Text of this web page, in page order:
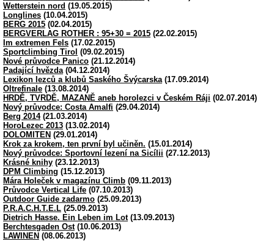
Wetterstein nord (19.05.2015)
Longlines (10.04.2015)
BERG 2015 (02.04.2015)
BERGVERLAG ROTHER : 95+30 = 2015 (22.02.2015)
Im extremen Fels (17.02.2015)
Sportclimbing Tirol (09.02.2015)
Nové průvodce Panico (21.12.2014)
Padající hvězda(04.12.2014)
Lexikon lezců a klubů Saského Švýcarska(17.09.2014)
Oltrefinale (13.08.2014)
HRDĚ, TVRDĚ, MAZANĚ aneb horolezci v Českém Ráji (02.07.2014)
Nový průvodce: Costa Amalfi (29.04.2014)
Berg 2014(21.03.2014)
HoroLezec 2013 (13.02.2014)
DOLOMITEN (29.01.2014)
Krok za krokem, ten první byl učiněn. (15.01.2014)
Nový průvodce: Sportovní lezení na Sicílii (27.12.2013)
Krásné knihy (23.12.2013)
DPM Climbing (15.12.2013)
Mára Holeček v magazínu Climb (09.11.2013)
Průvodce Vertical Life (07.10.2013)
Outdoor Guide zadarmo (25.09.2013)
P.R.A.C.H.T.E.L (25.09.2013)
Dietrich Hasse. Ein Leben im Lot(13.09.2013)
Berchtesgaden Ost(10.06.2013)
LAWINEN (08.06.2013)